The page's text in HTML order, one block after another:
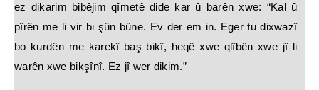
ez dikarim bibêjim qîmetê dide kar û barên xwe: “Kal û
pîrên me li vir bi şûn bûne. Ev der em in. Eger tu dixwazî
bo kurdên me karekî baş bikî, heqê xwe qlîbên xwe jî li
warên xwe bikşînî. Ez jî wer dikim.”